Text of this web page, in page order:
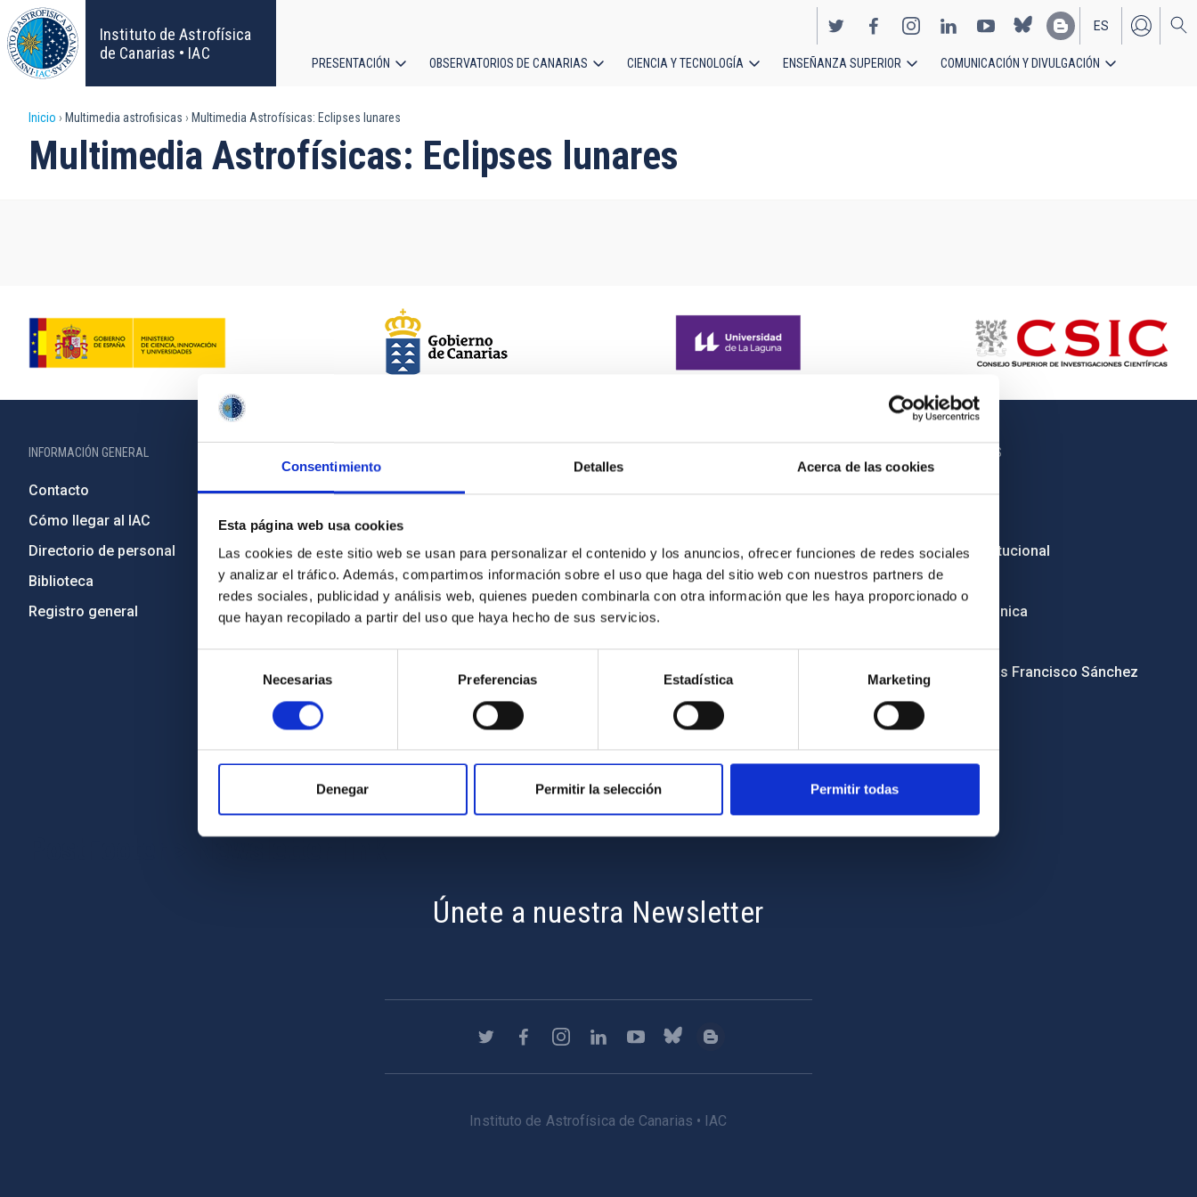
Consentimiento Detalles Acerca de las cookies
Esta página web usa cookies
Las cookies de este sitio web se usan para personalizar el contenido y los anuncios, ofrecer funciones de redes sociales
y analizar el tráfico. Además, compartimos información sobre el uso que haga del sitio web con nuestros partners de
redes sociales, publicidad y análisis web, quienes pueden combinarla con otra información que les haya proporcionado o
que hayan recopilado a partir del uso que haya hecho de sus servicios.
consentimiento
Necesarias Preferencias Estadística Marketing
Denegar Permitir la selección Permitir todas
Pasar
al
contenido
principal
Instituto de Astrofísica
de Canarias • IAC
EN
ES
principal
PRESENTACIÓN OBSERVATORIOS DE CANARIAS CIENCIA Y TECNOLOGÍA ENSEÑANZA SUPERIOR COMUNICACIÓN Y DIVULGACIÓN
Sobrescribir
enlaces
la
navegación
Inicio Multimedia astrofisicas Multimedia Astrofísicas: Eclipses lunares
Multimedia Astrofísicas: Eclipses lunares
INFORMACIÓN GENERAL
Contacto
Cómo llegar al IAC
Directorio de personal
Biblioteca
Registro general
Legislación
Transparencia
Código ético y política antifraude
Igualdad y diversidad de género
Forever IAC
Proyectos institucionales
Programa Severo Ochoa
Amigos del IAC
Mapa web
Aviso legal
Política de cookies
Accesibilidad
OTROS ENLACES
Empleo
Imagen institucional
RSS
Sede electrónica
Condolencias Francisco Sánchez
PostFooter > Newsletter link
Únete a nuestra Newsletter
Instituto de Astrofísica de Canarias • IAC